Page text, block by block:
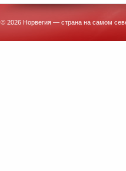
© 2026 Норвегия — страна на самом